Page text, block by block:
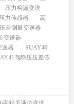
压力检漏变送
力传感器
高
差测量变送器
变送器
送器
SUAY40
高静压压差传